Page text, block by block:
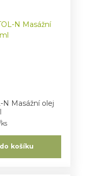
N Masážní olej
ks
košíku